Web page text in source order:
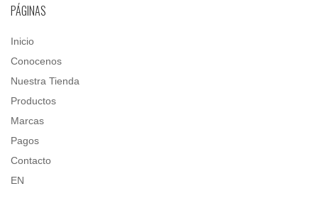
PÁGINAS
Inicio
Conocenos
Nuestra Tienda
Productos
Marcas
Pagos
Contacto
EN